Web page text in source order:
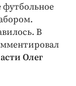
футбольное
В
Олег